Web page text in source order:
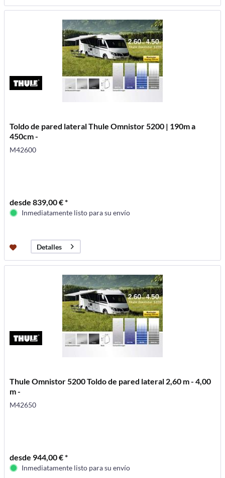
Toldo de pared lateral Thule Omnistor 5200 | 190m a
450cm -
M42600
desde 839,00 € *
Inmediatamente listo para su envío
Detalles
Thule Omnistor 5200 Toldo de pared lateral 2,60 m - 4,00
m -
M42650
desde 944,00 € *
Inmediatamente listo para su envío